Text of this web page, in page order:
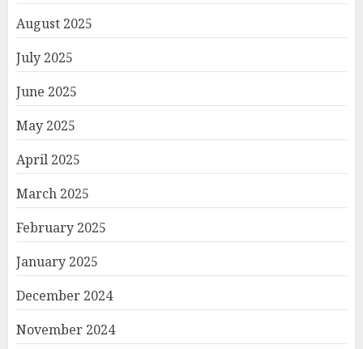
August 2025
July 2025
June 2025
May 2025
April 2025
March 2025
February 2025
January 2025
December 2024
November 2024